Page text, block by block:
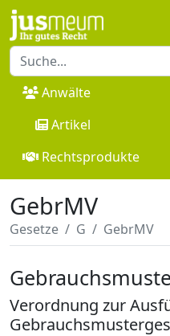
Anwälte
Artikel
Rechtsprodukte
GebrMV
Gesetze G GebrMV
Verordnung zur